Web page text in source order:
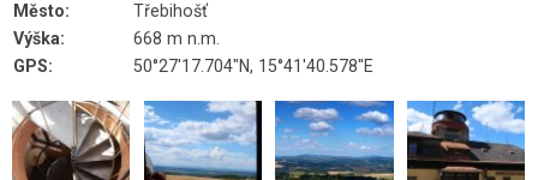
Město:
Třebihošť
Výška:
668 m n.m.
GPS:
50°27'17.704"N, 15°41'40.578"E